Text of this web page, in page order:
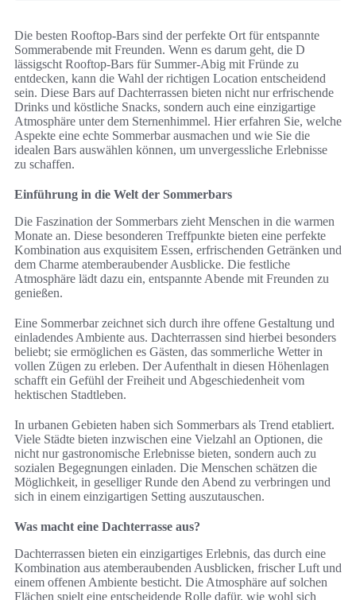
Die besten Rooftop-Bars sind der perfekte Ort für entspannte
Sommerabende mit Freunden. Wenn es darum geht, die D
lässigscht Rooftop-Bars für Summer-Abig mit Fründe zu
entdecken, kann die Wahl der richtigen Location entscheidend
sein. Diese Bars auf Dachterrassen bieten nicht nur erfrischende
Drinks und köstliche Snacks, sondern auch eine einzigartige
Atmosphäre unter dem Sternenhimmel. Hier erfahren Sie, welche
Aspekte eine echte Sommerbar ausmachen und wie Sie die
idealen Bars auswählen können, um unvergessliche Erlebnisse
zu schaffen.
Einführung in die Welt der Sommerbars
Die Faszination der Sommerbars zieht Menschen in die warmen
Monate an. Diese besonderen Treffpunkte bieten eine perfekte
Kombination aus exquisitem Essen, erfrischenden Getränken und
dem Charme atemberaubender Ausblicke. Die festliche
Atmosphäre lädt dazu ein, entspannte Abende mit Freunden zu
genießen.
Eine Sommerbar zeichnet sich durch ihre offene Gestaltung und
einladendes Ambiente aus. Dachterrassen sind hierbei besonders
beliebt; sie ermöglichen es Gästen, das sommerliche Wetter in
vollen Zügen zu erleben. Der Aufenthalt in diesen Höhenlagen
schafft ein Gefühl der Freiheit und Abgeschiedenheit vom
hektischen Stadtleben.
In urbanen Gebieten haben sich Sommerbars als Trend etabliert.
Viele Städte bieten inzwischen eine Vielzahl an Optionen, die
nicht nur gastronomische Erlebnisse bieten, sondern auch zu
sozialen Begegnungen einladen. Die Menschen schätzen die
Möglichkeit, in geselliger Runde den Abend zu verbringen und
sich in einem einzigartigen Setting auszutauschen.
Was macht eine Dachterrasse aus?
Dachterrassen bieten ein einzigartiges Erlebnis, das durch eine
Kombination aus atemberaubenden Ausblicken, frischer Luft und
einem offenen Ambiente besticht. Die Atmosphäre auf solchen
Flächen spielt eine entscheidende Rolle dafür, wie wohl sich